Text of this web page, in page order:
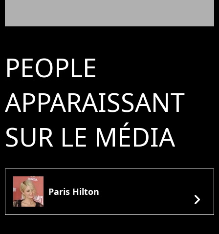
PEOPLE
APPARAISSANT
SUR LE MÉDIA
Paris Hilton chevron_right